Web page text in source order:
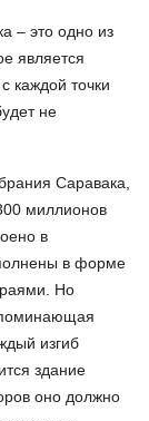
– это одно из
является
каждой точки
не
Саравака,
миллионов
в
в форме
Но
изгиб
здание
оно должно